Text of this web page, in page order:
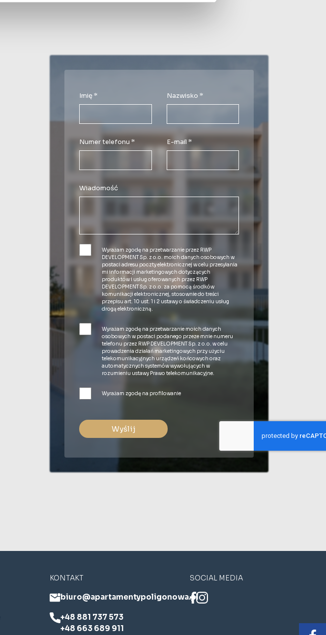
Imię * Nazwisko *
Numer telefonu * E-mail *
Wiadomość
Wyrażam zgodę na przetwarzanie przez RWP
DEVELOPMENT Sp. z o.o. moich danych osobowych w
postaci adresu poczty elektronicznej w celu przesyłania
mi informacji marketingowych dotyczących
produktów i usług oferowanych przez RWP
DEVELOPMENT Sp. z o.o. za pomocą środków
komunikacji elektronicznej, stosownie do treści
przepisu art. 10 ust. 1 i 2 ustawy o świadczeniu usług
drogą elektroniczną.
Wyrażam zgodę na przetwarzanie moich danych
osobowych w postaci podanego przeze mnie numeru
telefonu przez RWP DEVELOPMENT Sp. z o.o. w celu
prowadzenia działań marketingowych przy użyciu
telekomunikacyjnych urządzeń końcowych oraz
automatycznych systemów wywołujących w
rozumieniu ustawy Prawo telekomunikacyjne.
Wyrażam zgodę na profilowanie
Wyślij
KONTAKT
biuro@apartamentypoligonowa.pl
+48 881 737 573
+48 663 689 911
SOCIAL MEDIA